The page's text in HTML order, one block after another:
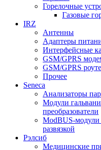
Горелочные
Газовые
IRZ
Антенны
Адаптеры
Интерфейсные
GSM/GPRS
GSM/GPRS
Прочее
Seneca
Анализаторы
Модули
преобразователи
ModBUS-модули
развязкой
Рэлсиб
Медицинские